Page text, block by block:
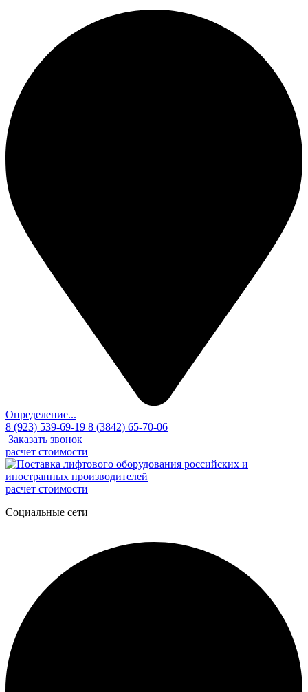
Определение...
8 (923) 539-69-19 8 (3842) 65-70-06
Заказать звонок
расчет стоимости
расчет стоимости
Социальные сети